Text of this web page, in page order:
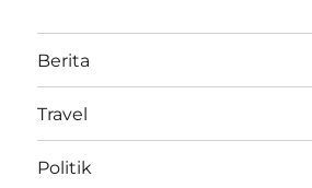
Berita
Travel
Politik